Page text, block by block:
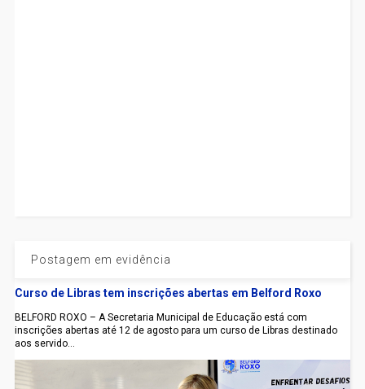
Postagem em evidência
Curso de Libras tem inscrições abertas em Belford Roxo
BELFORD ROXO – A Secretaria Municipal de Educação está com
inscrições abertas até 12 de agosto para um curso de Libras destinado
aos servido...